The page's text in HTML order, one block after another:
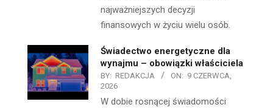
najważniejszych decyzji
finansowych w życiu wielu osób.
Świadectwo energetyczne dla
wynajmu – obowiązki właściciela
BY: REDAKCJA ON: 9 CZERWCA,
2026
W dobie rosnącej świadomości